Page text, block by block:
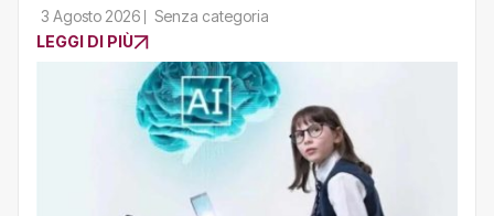
3 Agosto 2026
Senza categoria
LEGGI DI PIÙ